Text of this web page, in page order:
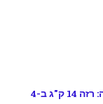
מדד ניב גלבוע לדיאטה: רזה 14 ק"ג ב-4